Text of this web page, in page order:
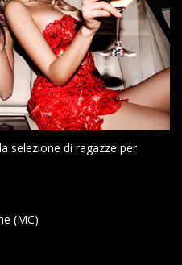
selezione di ragazze per
(MC)